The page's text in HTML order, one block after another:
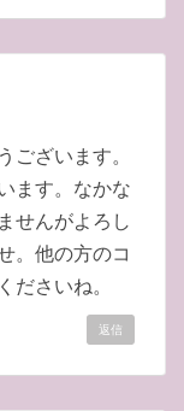
ざいます。
ます。なかな
せんがよろし
。他の方のコ
ださいね。
返信